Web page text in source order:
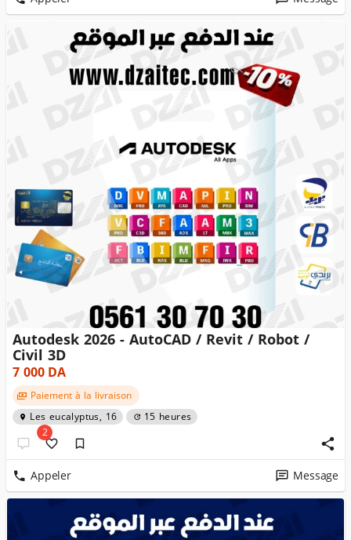
Autodesk 2026 - AutoCAD / Revit / Robot /
Civil 3D
7 000DA
Paiement à la livraison
Les eucalyptus, 16
15 heures
2
Appeler Message